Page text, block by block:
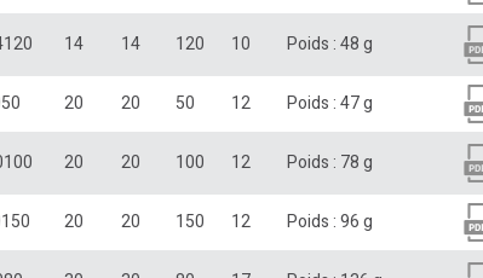
14 14 120 10 Poids : 48 g
20 20 50 12 Poids : 47 g
20 20 100 12 Poids : 78 g
20 20 150 12 Poids : 96 g